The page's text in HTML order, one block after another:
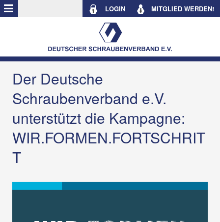
LOGIN MITGLIED WERDEN!
Der Deutsche
Schraubenverband e.V.
unterstützt die Kampagne:
WIR.FORMEN.FORTSCHRIT
T